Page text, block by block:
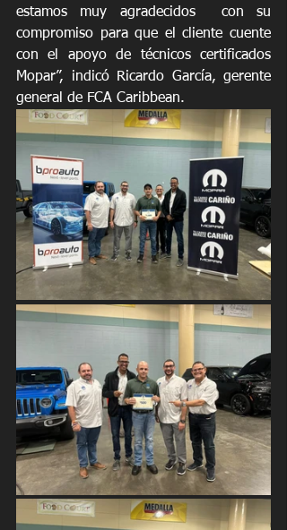
estamos muy agradecidos  con su
compromiso para que el cliente cuente
con el apoyo de técnicos certificados
Mopar”, indicó Ricardo García, gerente
general de FCA Caribbean.